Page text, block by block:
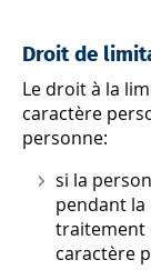
Droit de
Le droit à la
caractère
personne:
si la
pendant
traitement
caractère